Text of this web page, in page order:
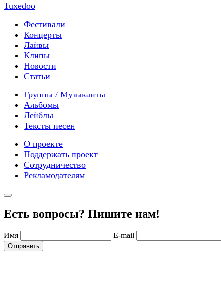
Tuxedoo
Фестивали
Концерты
Лайвы
Клипы
Новости
Статьи
Группы / Музыканты
Альбомы
Лейблы
Тексты песен
О проекте
Поддержать проект
Сотрудничество
Рекламодателям
Есть вопросы? Пишите нам!
Имя E-mail